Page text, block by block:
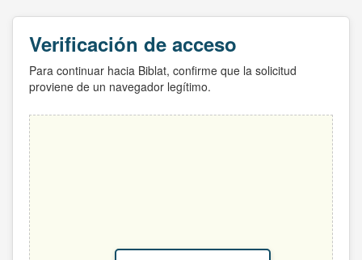
Verificación de acceso
Para continuar hacia Biblat, confirme que la solicitud
proviene de un navegador legítimo.